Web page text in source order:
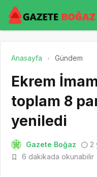
Anasayfa Gündem
Ekrem
toplam 8
yeniledi
Gazete Boğaz 2
6 dakikada okunabilir